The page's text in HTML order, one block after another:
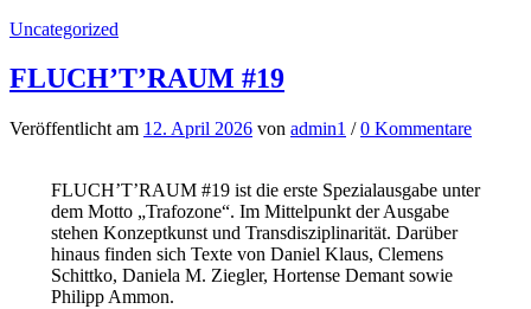
Uncategorized
FLUCH’T’RAUM #19
Veröffentlicht am 12. April 2026 von admin1 /0 Kommentare
FLUCH’T’RAUM #19 ist die erste Spezialausgabe unter
dem Motto „Trafozone“. Im Mittelpunkt der Ausgabe
stehen Konzeptkunst und Transdisziplinarität. Darüber
hinaus finden sich Texte von Daniel Klaus, Clemens
Schittko, Daniela M. Ziegler, Hortense Demant sowie
Philipp Ammon.